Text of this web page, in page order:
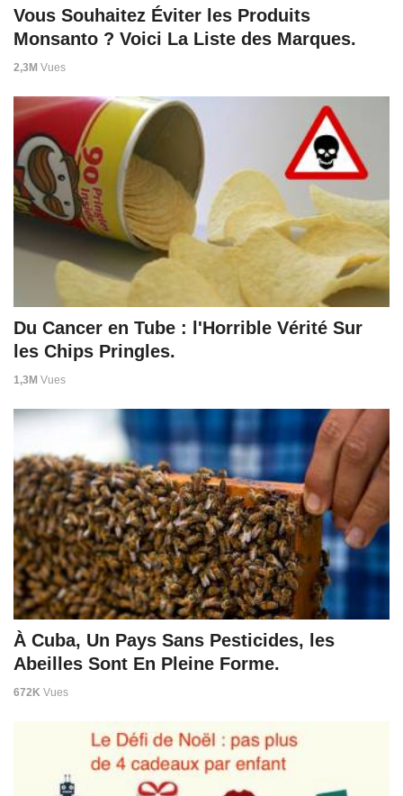
Vous Souhaitez Éviter les Produits
Monsanto ? Voici La Liste des Marques.
2,3M Vues
Du Cancer en Tube : l'Horrible Vérité Sur
les Chips Pringles.
1,3M Vues
À Cuba, Un Pays Sans Pesticides, les
Abeilles Sont En Pleine Forme.
672K Vues